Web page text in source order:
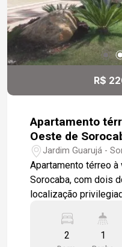
R$
Apartamento
Oeste de
Jardim Guarujá -
Apartamento térreo
Sorocaba, com dois
localização
com piso laminado
cômodos, sala
2 1